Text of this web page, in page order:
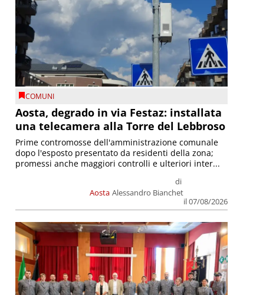
COMUNI
Aosta, degrado in via Festaz: installata
una telecamera alla Torre del Lebbroso
Aosta
di
Alessandro Bianchet
il 07/08/2026
Prime contromosse dell'amministrazione comunale
dopo l'esposto presentato da residenti della zona;
promessi anche maggiori controlli e ulteriori inter...